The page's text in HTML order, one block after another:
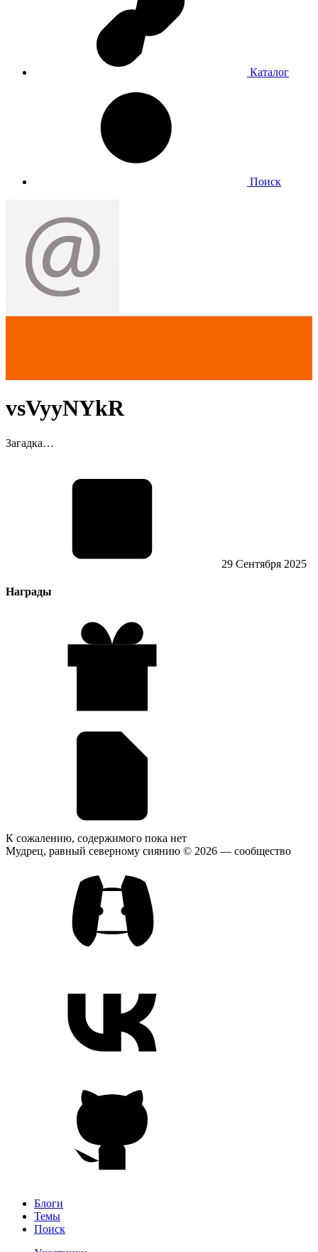
Каталог
Поиск
vsVyyNYkR
Загадка…
29 Сентября 2025
Награды
К сожалению, содержимого пока нет
Мудрец, равный северному сиянию © 2026 — сообщество
Блоги
Темы
Поиск